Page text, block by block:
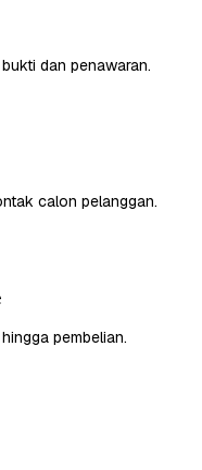
dan penawaran.
calon pelanggan.
pembelian.